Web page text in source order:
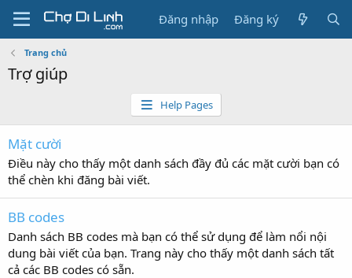
Đăng nhập Đăng ký
Trang chủ
Trợ giúp
Help Pages
Mặt cười
Điều này cho thấy một danh sách đầy đủ các mặt cười bạn có
thể chèn khi đăng bài viết.
BB codes
Danh sách BB codes mà bạn có thể sử dụng để làm nổi nội
dung bài viết của bạn. Trang này cho thấy một danh sách tất
cả các BB codes có sẵn.